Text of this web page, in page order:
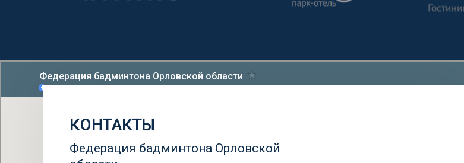
КОНТАКТЫ
Федерация бадминтона Орловской